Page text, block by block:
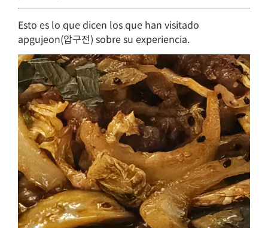
Esto es lo que dicen los que han visitado
apgujeon(압구전) sobre su experiencia.